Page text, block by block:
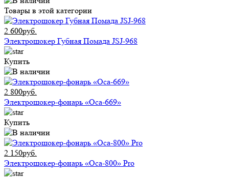
Товары в этой категории
2 600руб.
Электрошокер Губная Помада JSJ-968
Купить
2 800руб.
Электрошокер-фонарь «Оса-669»
Купить
2 150руб.
Электрошокер-фонарь «Оса-800» Pro